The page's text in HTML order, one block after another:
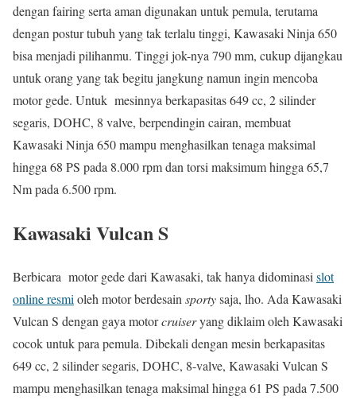
dengan fairing serta aman digunakan untuk pemula, terutama
dengan postur tubuh yang tak terlalu tinggi, Kawasaki Ninja 650
bisa menjadi pilihanmu. Tinggi jok-nya 790 mm, cukup dijangkau
untuk orang yang tak begitu jangkung namun ingin mencoba
motor gede. Untuk mesinnya berkapasitas 649 cc, 2 silinder
segaris, DOHC, 8 valve, berpendingin cairan, membuat
Kawasaki Ninja 650 mampu menghasilkan tenaga maksimal
hingga 68 PS pada 8.000 rpm dan torsi maksimum hingga 65,7
Nm pada 6.500 rpm.
Kawasaki Vulcan S
Berbicara motorgede dari Kawasaki, tak hanya didominasi slot
online resmi oleh motor berdesain sportysaja, lho. Ada Kawasaki
Vulcan S dengan gaya motorcruiseryang diklaim oleh Kawasaki
cocok untuk para pemula. Dibekali dengan mesin berkapasitas
649 cc, 2 silinder segaris, DOHC, 8-valve, Kawasaki Vulcan S
mampu menghasilkan tenaga maksimal hingga 61 PS pada 7.500